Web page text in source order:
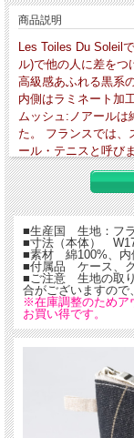
商品説明
Les Toiles Du Soleil
ル)で他の人に差をつ
高級感あふれる黒系
内側はラミネート加
ムッシュ:ノアールは
た。 フランスでは、
ール・テニスと呼び
す。【送料無料】
■生産国 生地：フ
■寸法（本体）
■素材 綿100%、内
■付属品 ケース、
■ご注意 生地の取
合がございますので
※在庫調整のためア
お買い得です。